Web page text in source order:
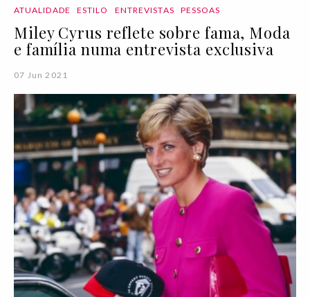
ATUALIDADE ESTILO ENTREVISTAS PESSOAS
Miley Cyrus reflete sobre fama, Moda
e família numa entrevista exclusiva
07 Jun 2021